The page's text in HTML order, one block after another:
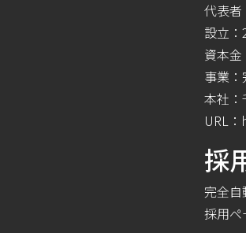
代表者
設⽴
資本⾦
事業
本社：
URL：
採
完全⾃
採⽤ペ